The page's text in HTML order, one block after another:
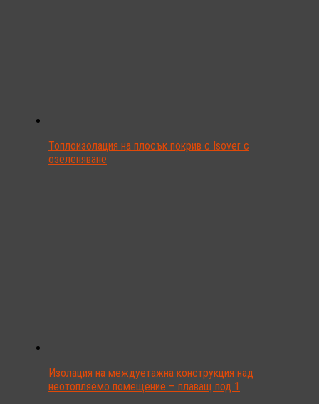
Топлоизолация на плосък покрив с Isover с
озеленяване
Изолация на междуетажна конструкция над
неотопляемо помещение – плаващ под 1